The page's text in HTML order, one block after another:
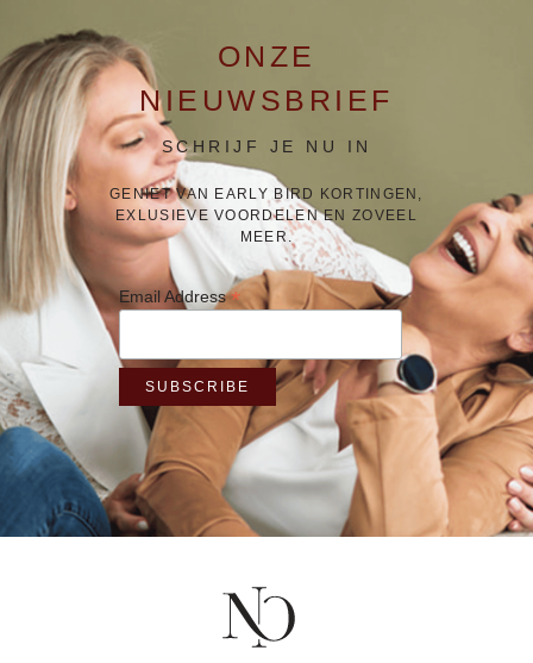
ONZE
NIEUWSBRIEF
SCHRIJF JE NU IN
GENIET VAN EARLY BIRD KORTINGEN,
EXLUSIEVE VOORDELEN EN ZOVEEL
MEER.
Email Address*